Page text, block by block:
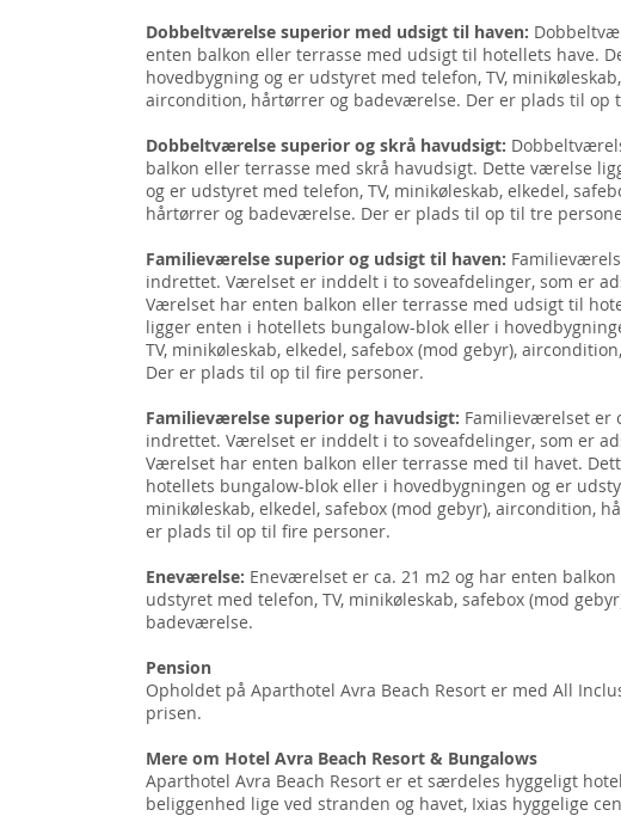
Dobbeltværelse superior med udsigt til haven:
enten balkon eller terrasse med udsigt til hotellets have.
hovedbygning og er udstyret med telefon, TV,
aircondition, hårtørrer og badeværelse. Der er plads til op
Dobbeltværelse superior og skrå havudsigt:
balkon eller terrasse med skrå havudsigt. Dette værelse
og er udstyret med telefon, TV, minikøleskab, elkedel,
hårtørrer og badeværelse. Der er plads til op til tre
Familieværelse superior og udsigt til haven:
indrettet. Værelset er inddelt i to soveafdelinger, som er
Værelset har enten balkon eller terrasse med udsigt til
ligger enten i hotellets bungalow-blok eller i
TV, minikøleskab, elkedel, safebox (mod gebyr),
Der er plads til op til fire personer.
Familieværelse superior og havudsigt: Familieværelset er
indrettet. Værelset er inddelt i to soveafdelinger, som er
Værelset har enten balkon eller terrasse med til havet.
hotellets bungalow-blok eller i hovedbygningen og er
minikøleskab, elkedel, safebox (mod gebyr), aircondition,
er plads til op til fire personer.
Eneværelse: Eneværelset er ca. 21 m2 og har enten
udstyret med telefon, TV, minikøleskab, safebox (mod
badeværelse.
Pension
Opholdet på Aparthotel Avra Beach Resort er med All
prisen.
Mere om Hotel Avra Beach Resort & Bungalows
Aparthotel Avra Beach Resort er et særdeles hyggeligt
beliggenhed lige ved stranden og havet, Ixias hyggelige